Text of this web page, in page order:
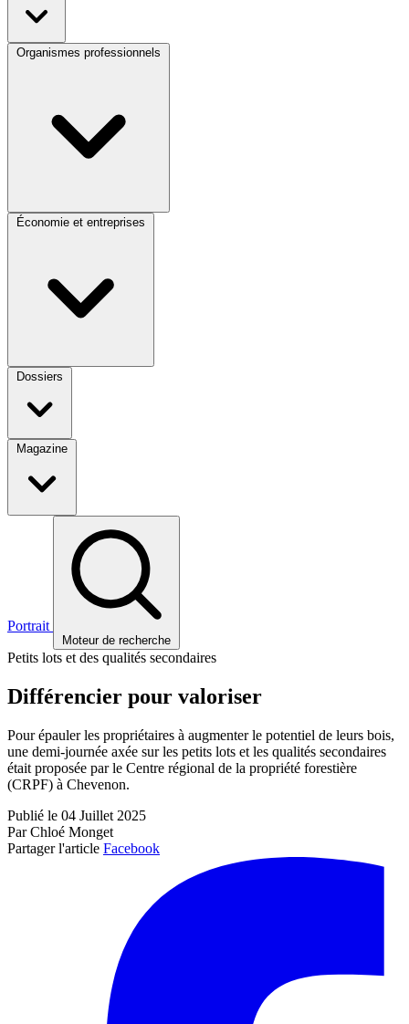
Organismes professionnels
Économie et entreprises
Dossiers
Magazine
Portrait
Moteur de recherche
Petits lots et des qualités secondaires
Différencier pour valoriser
Pour épauler les propriétaires à augmenter le potentiel de leurs bois,
une demi-journée axée sur les petits lots et les qualités secondaires
était proposée par le Centre régional de la propriété forestière
(CRPF) à Chevenon.
Publié le 04 Juillet 2025
Par Chloé Monget
Partager l'article Facebook